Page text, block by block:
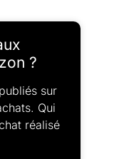
?
sur
Qui
réalisé